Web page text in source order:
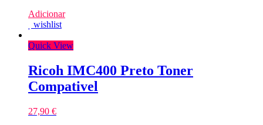
Adicionar
wishlist
Quick View
Ricoh IMC400 Preto Toner
Compativel
27,90 €